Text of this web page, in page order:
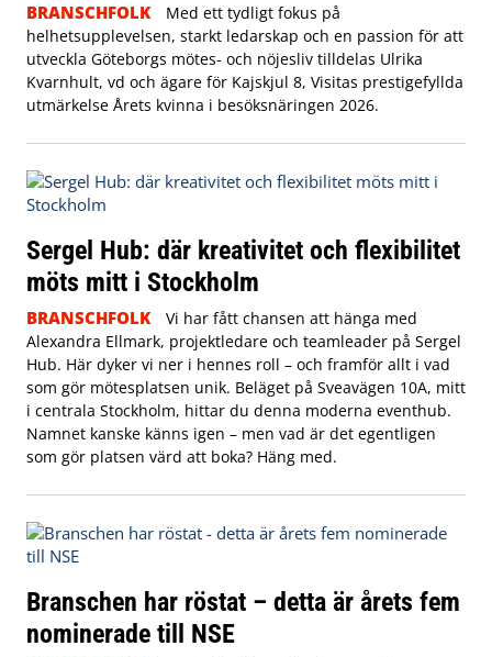
BRANSCHFOLK
Med ett tydligt fokus på
helhetsupplevelsen, starkt ledarskap och en passion för att
utveckla Göteborgs mötes- och nöjesliv tilldelas Ulrika
Kvarnhult, vd och ägare för Kajskjul 8, Visitas prestigefyllda
utmärkelse Årets kvinna i besöksnäringen 2026.
Sergel Hub: där kreativitet och flexibilitet
möts mitt i Stockholm
BRANSCHFOLK
Vi har fått chansen att hänga med
Alexandra Ellmark, projektledare och teamleader på Sergel
Hub. Här dyker vi ner i hennes roll – och framför allt i vad
som gör mötesplatsen unik. Beläget på Sveavägen 10A, mitt
i centrala Stockholm, hittar du denna moderna eventhub.
Namnet kanske känns igen – men vad är det egentligen
som gör platsen värd att boka? Häng med.
Branschen har röstat – detta är årets fem
nominerade till NSE